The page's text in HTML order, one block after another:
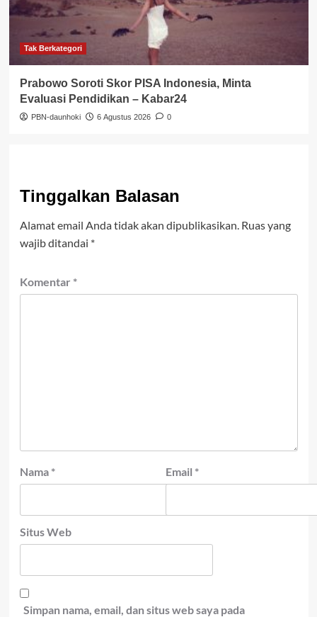
Tak Berkategori
Prabowo Soroti Skor PISA Indonesia, Minta
Evaluasi Pendidikan – Kabar24
PBN-daunhoki 6 Agustus 2026 0
Tinggalkan Balasan
Alamat email Anda tidak akan dipublikasikan. Ruas yang
wajib ditandai *
Komentar *
Nama * Email *
Situs Web
Simpan nama, email, dan situs web saya pada